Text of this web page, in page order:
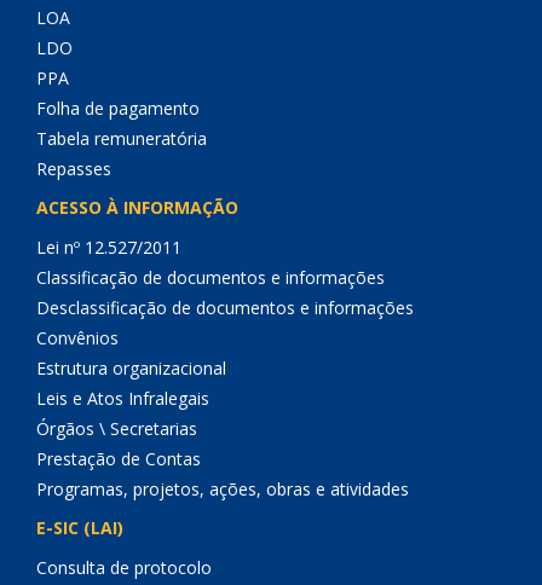
LOA
LDO
PPA
Folha de pagamento
Tabela remuneratória
Repasses
ACESSO À INFORMAÇÃO
Lei nº 12.527/2011
Classificação de documentos e informações
Desclassificação de documentos e informações
Convênios
Estrutura organizacional
Leis e Atos Infralegais
Órgãos \ Secretarias
Prestação de Contas
Programas, projetos, ações, obras e atividades
E-SIC (LAI)
Consulta de protocolo